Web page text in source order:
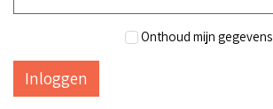
Onthoud mijn gegevens